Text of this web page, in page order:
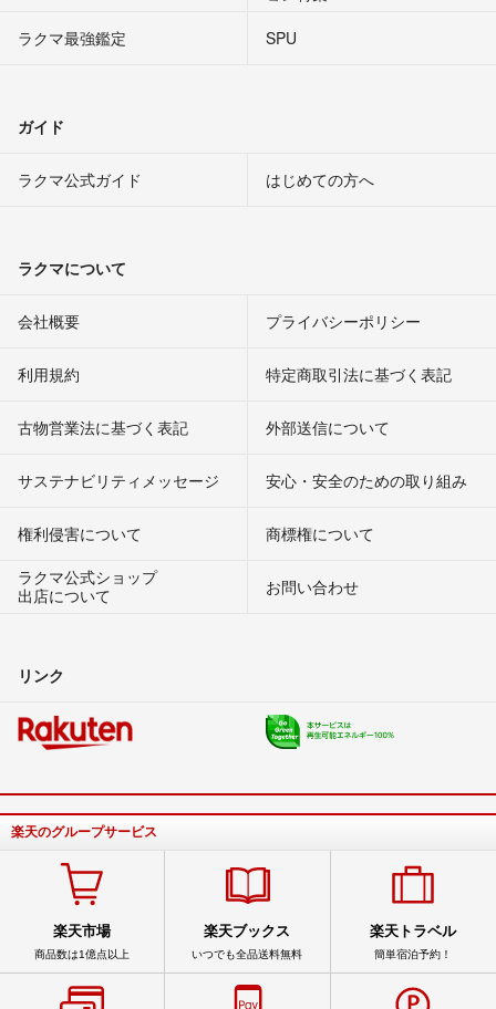
ラクマ最強鑑定
SPU
ガイド
ラクマ公式ガイド はじめての方へ
ラクマについて
会社概要 プライバシーポリシー
利用規約 特定商取引法に基づく表記
古物営業法に基づく表記 外部送信について
サステナビリティメッセージ 安心・安全のための取り組み
権利侵害について
商標権について
ラクマ公式ショップ
出店について
お問い合わせ
リンク
楽天のグループサービス
楽天市場
商品数は1億点以上
楽天ブックス
いつでも全品送料無料
楽天トラベル
簡単宿泊予約！